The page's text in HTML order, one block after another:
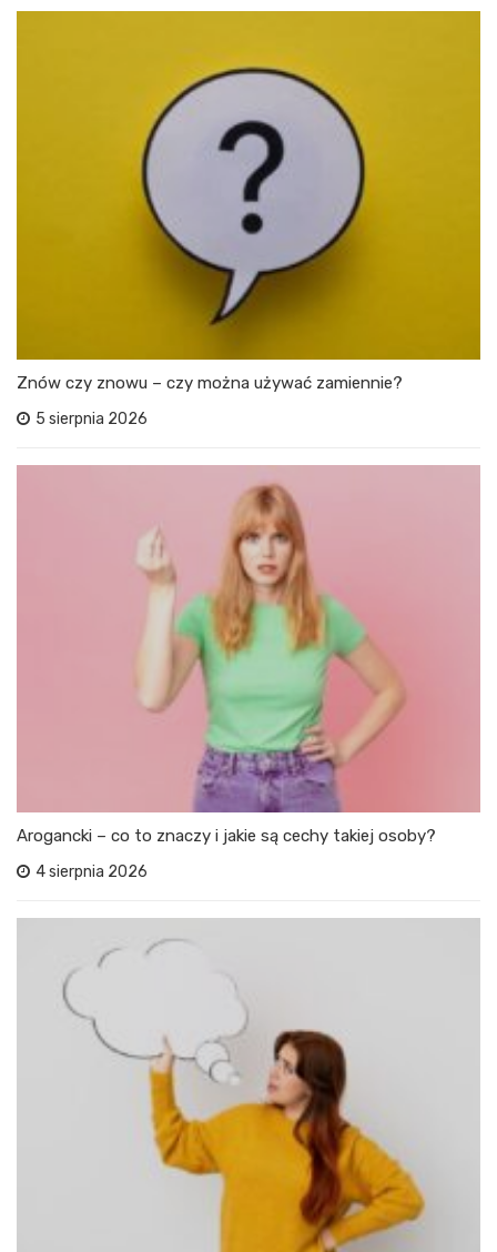
Znów czy znowu – czy można używać zamiennie?
5 sierpnia 2026
Arogancki – co to znaczy i jakie są cechy takiej osoby?
4 sierpnia 2026